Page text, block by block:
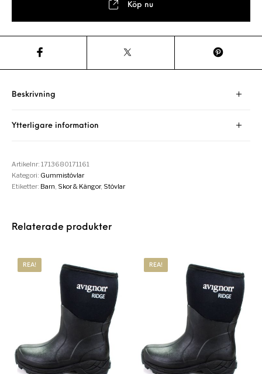
Köp nu
Beskrivning
Ytterligare information
Artikelnr:1713680171161
Kategori: Gummistövlar
Etiketter: Barn Skor & Kängor, Stövlar
Relaterade produkter
REA! REA!